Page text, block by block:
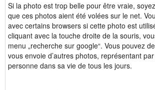
Si la photo est trop belle pour être vraie,
que ces photos aient été volées sur le net.
avec certains browsers si cette photo est
cliquant avec la touche droite de la souris,
menu „recherche sur google“. Vous pouvez
vous envoie d’autres photos, représentant
personne dans sa vie de tous les jours.